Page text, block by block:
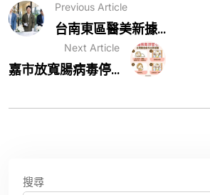
Previous Article
台南東區醫美新據...
Next Article
嘉市放寬腸病毒停...
搜尋